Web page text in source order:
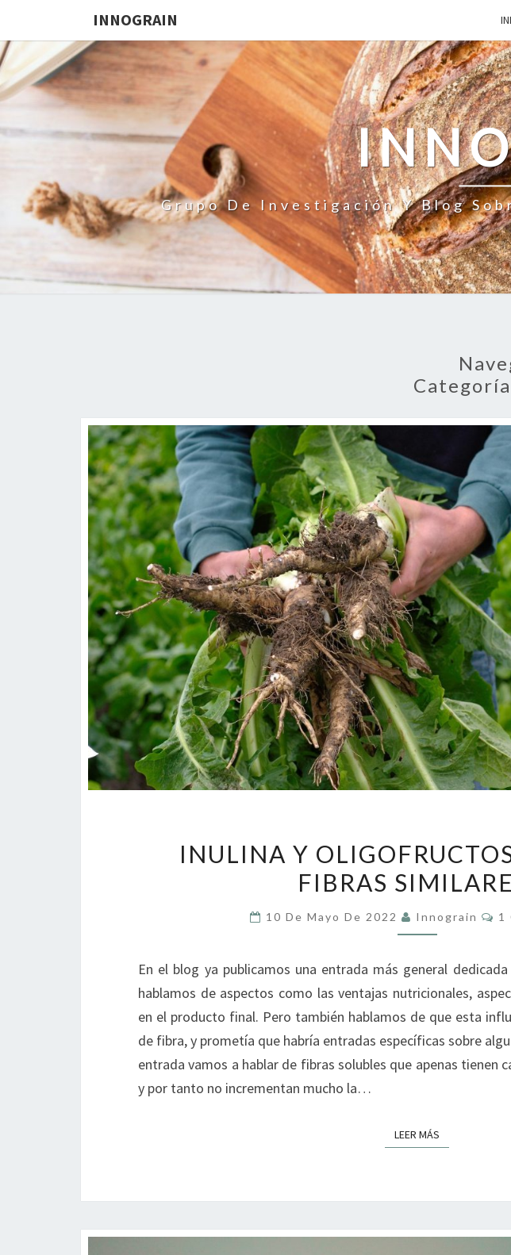
INNOGRAIN
Grupo De Investigación Y Blog
Y
OTRAS
SIMILARES)
INULINA Y
FIBRAS
10 De Mayo De 2022 Innograin 1
En el blog ya publicamos una entrada más general
hablamos de aspectos como las ventajas nutricionales,
en el producto final. Pero también hablamos de que esta
de fibra, y prometía que habría entradas específicas sobre
entrada vamos a hablar de fibras solubles que apenas tienen
y por tanto no incrementan mucho la…
LEER MÁS